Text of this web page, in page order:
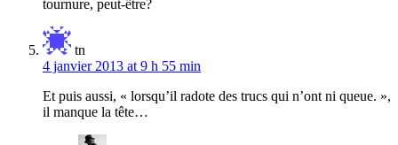
tournure, peut-être?
tn
4 janvier 2013 at 9 h 55 min
Et puis aussi, « lorsqu’il radote des trucs qui n’ont ni queue. »,
il manque la tête…